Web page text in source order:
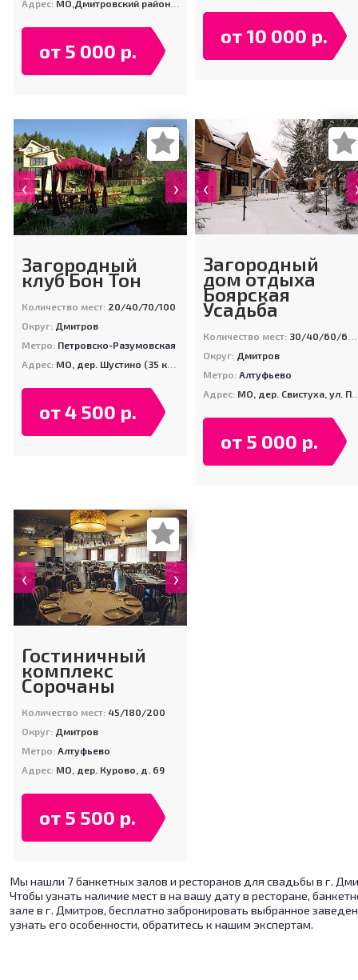
Адрес: МО,Дмитровский район, д. Боброво, курортный поселок Целеево
от 5 000 р.
от 10 000 р.
‹ ›
Загородный
клуб Бон Тон
Количество мест: 20/40/70/100
Округ: Дмитров
Метро: Петровско-Разумовская
Адрес: МО, дер. Шустино (35 км от МКАД по Дмитровскому шоссе)
от 4 500 р.
‹
Загородный
дом отдыха
Боярская
Усадьба
Количество мест: 30/40/60/60/90
Округ: Дмитров
Метро: Алтуфьево
Адрес: МО, дер. Свистуха, ул. Паромная, д. 22
от 5 000 р.
‹ ›
Гостиничный
комплекс
Сорочаны
Количество мест:45/180/200
Округ: Дмитров
Метро:Алтуфьево
Адрес: МО, дер. Курово, д. 69
от 5 500 р.
Мы нашли 7 банкетных залов и ресторанов для свадьбы в г.
Чтобы узнать наличие мест в на вашу дату в ресторане,
зале в г. Дмитров, бесплатно забронировать выбранное
узнать его особенности, обратитесь к нашим экспертам.